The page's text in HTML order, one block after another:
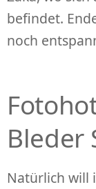
befindet.
noch
Bleder
Natürlich will